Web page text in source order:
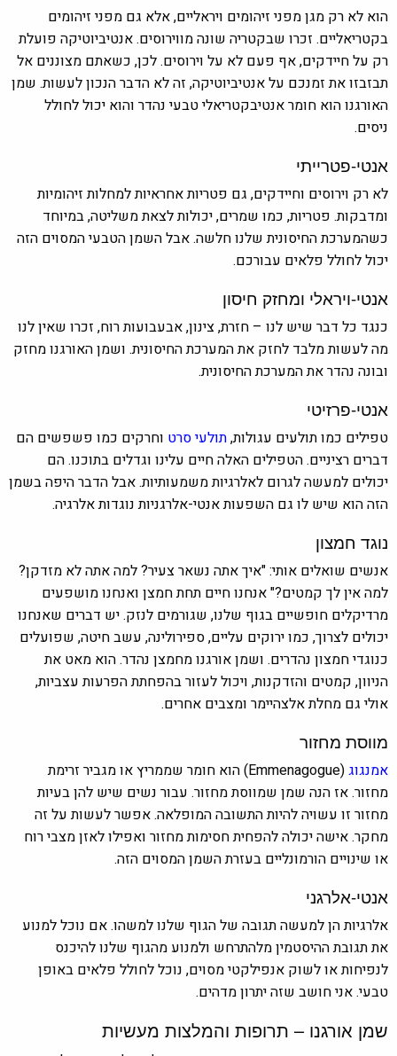
הוא לא רק מגן מפני זיהומים ויראליים, אלא גם מפני זיהומים
בקטריאליים. זכרו שבקטריה שונה מווירוסים. אנטיביוטיקה פועלת
רק על חיידקים, אף פעם לא על וירוסים. לכן, כשאתם מצוננים אל
תבזבזו את זמנכם על אנטיביוטיקה, זה לא הדבר הנכון לעשות. שמן
האורגנו הוא חומר אנטיבקטריאלי טבעי נהדר והוא יכול לחולל
ניסים.
אנטי-פטרייתי
לא רק וירוסים וחיידקים, גם פטריות אחראיות למחלות זיהומיות
ומדבקות. פטריות, כמו שמרים, יכולות לצאת משליטה, במיוחד
כשהמערכת החיסונית שלנו חלשה. אבל השמן הטבעי המסוים הזה
יכול לחולל פלאים עבורכם.
אנטי-ויראלי ומחזק חיסון
כנגד כל דבר שיש לנו – חזרת, צינון, אבעבועות רוח, זכרו שאין לנו
מה לעשות מלבד לחזק את המערכת החיסונית. ושמן האורגנו מחזק
ובונה נהדר את המערכת החיסונית.
אנטי-פרזיטי
טפילים כמו תולעים עגולות,תולעי סרטוחרקים כמו פשפשים הם
דברים רציניים. הטפילים האלה חיים עלינו וגדלים בתוכנו. הם
יכולים למעשה לגרום לאלרגיות משמעותיות. אבל הדבר היפה בשמן
הזה הוא שיש לו גם השפעות אנטי-אלרגניות נוגדות אלרגיה.
נוגד חמצון
אנשים שואלים אותי: "איך אתה נשאר צעיר? למה אתה לא מזדקן?
למה אין לך קמטים?" אנחנו חיים תחת חמצן ואנחנו מושפעים
מרדיקלים חופשיים בגוף שלנו, שגורמים לנזק. יש דברים שאנחנו
יכולים לצרוך, כמו ירוקים עליים, ספירולינה, עשב חיטה, שפועלים
כנוגדי חמצון נהדרים. ושמן אורגנו מחמצן נהדר. הוא מאט את
הניוון, קמטים והזדקנות, ויכול לעזור בהפחתת הפרעות עצביות,
אולי גם מחלת אלצהיימר ומצבים אחרים.
מווסת מחזור
אמנגוג
(Emmenagogue) הוא חומר שממריץ או מגביר זרימת
מחזור. אז הנה שמן שמווסת מחזור. עבור נשים שיש להן בעיות
מחזור זו עשויה להיות התשובה המופלאה. אפשר לעשות על זה
מחקר. אישה יכולה להפחית חסימות מחזור ואפילו לאזן מצבי רוח
או שינויים הורמונליים בעזרת השמן המסוים הזה.
אנטי-אלרגני
אלרגיות הן למעשה תגובה של הגוף שלנו למשהו. אם נוכל למנוע
את תגובת ההיסטמין מלהתרחש ולמנוע מהגוף שלנו להיכנס
לנפיחות או לשוק אנפילקטי מסוים, נוכל לחולל פלאים באופן
טבעי. אני חושב שזה יתרון מדהים.
שמן אורגנו – תרופות והמלצות מעשיות